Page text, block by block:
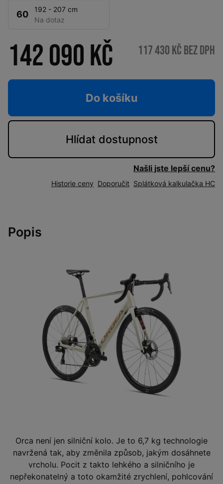
60
192 - 207 cm
Na dotaz
142 090 Kč 117 430 Kč bez DPH
Do košíku
Hlídat dostupnost
Našli jste lepší cenu?
Historie ceny Doporučit Splátková kalkulačka HC
Popis
Orca není jen silniční kolo. Je to 6,7 kg technologie
navržená tak, aby změnila způsob, jakým dosáhnete
vrcholu. Pocit z takto lehkého a silničního je
nepřekonatelný a toto okamžité zrychlení, pohlcování